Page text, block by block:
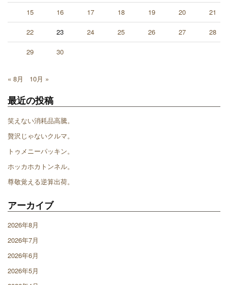
15 16 17 18 19 20 21
22 23 24 25 26 27 28
29 30
« 8月 10月 »
最近の投稿
笑えない消耗品高騰。
贅沢じゃないクルマ。
トゥメニーパッキン。
ホッカホカトンネル。
尊敬覚える逆算出荷。
アーカイブ
2026年8月
2026年7月
2026年6月
2026年5月